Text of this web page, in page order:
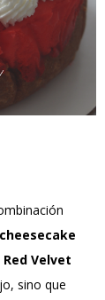
Velvet
sino que